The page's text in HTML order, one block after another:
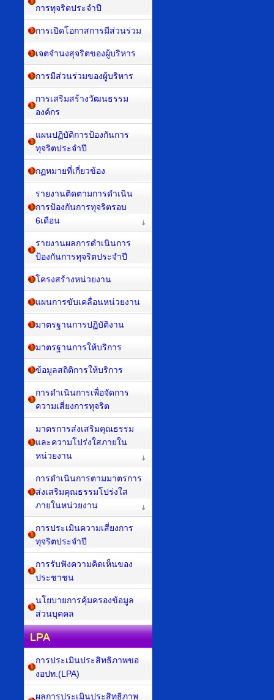
การทุจริตประจำปี
การเปิดโอกาสการมีส่วนร่วม
เจตจำนงสุจริตของผู้บริหาร
การมีส่วนร่วมของผู้บริหาร
การเสริมสร้างวัฒนธรรม
องค์กร
แผนปฏิบัติการป้องกันการ
ทุจริตประจำปี
กฏหมายที่เกี่ยวข้อง
รายงานติดตามการดำเนิน
การป้องกันการทุจริตรอบ
6เดือน
รายงานผลการดำเนินการ
ป้องกันการทุจริตประจำปี
โครงสร้างหน่วยงาน
แผนการขับเคลื่อนหน่วยงาน
มาตรฐานการปฏิบัติงาน
มาตรฐานการให้บริการ
ข้อมูลสถิติการให้บริการ
การดำเนินการเพื่อจัดการ
ความเสี่ยงการทุจริต
มาตรการส่งเสริมคุณธรรม
และความโปร่งใสภายใน
หน่วยงาน
การดำเนินการตามมาตรการ
ส่งเสริมคุณธรรมโปร่งใส
ภายในหน่วยงาน
การประเมินความเสี่ยงการ
ทุจริตประจำปี
การรับฟังความคิดเห็นของ
ประชาชน
นโยบายการคุ้มครองข้อมูล
ส่วนบุคคล
LPA
การประเมินประสิทธิภาพขอ
งอปท.(LPA)
ผลการประเมินประสิทธิภาพ